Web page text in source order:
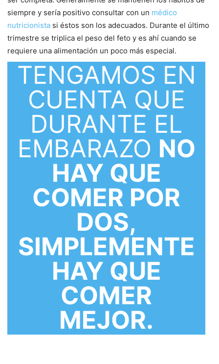
siempre y sería positivo consultar con un médico
nutricionista si éstos son los adecuados. Durante el último
trimestre se triplica el peso del feto y es ahí cuando se
requiere una alimentación un poco más especial.
TENGAMOS EN
CUENTA QUE
DURANTE EL
EMBARAZO NO
HAY QUE
COMER POR
DOS,
SIMPLEMENTE
HAY QUE
COMER
MEJOR.